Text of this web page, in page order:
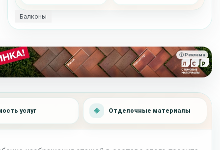
Балконы
ⓘ Реклама
услуг Отделочные материалы